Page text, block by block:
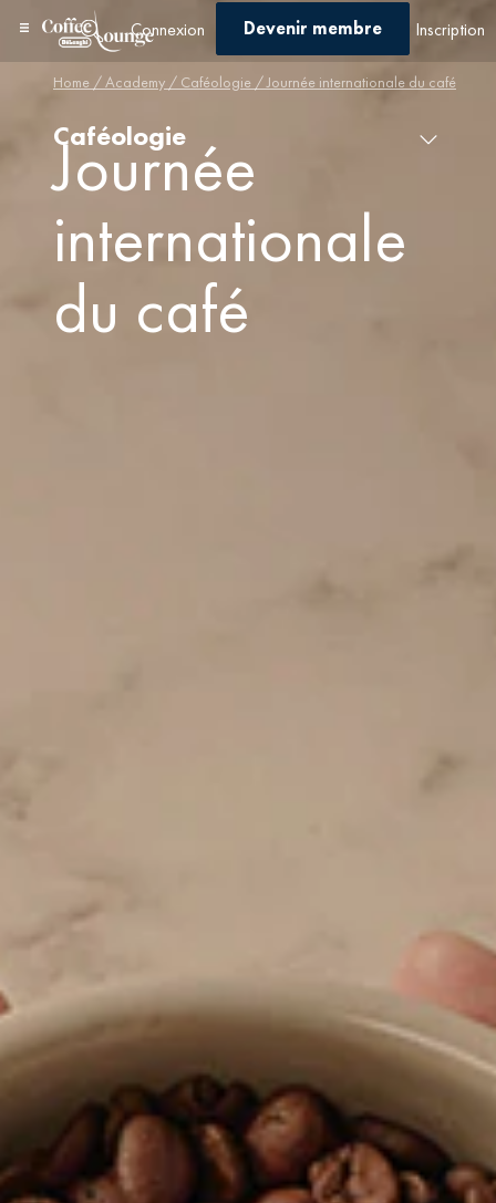
Connexion Devenir membre Inscription
Home /Academy / Caféologie / Journée internationale du café
Caféologie
Journée
internationale
du café